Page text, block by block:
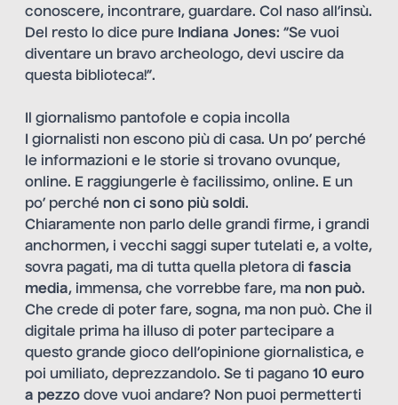
conoscere, incontrare, guardare. Col naso all’insù.
Del resto lo dice pure Indiana Jones: “Se vuoi
diventare un bravo archeologo, devi uscire da
questa biblioteca!”.
Il giornalismo pantofole e copia incolla
I giornalisti non escono più di casa. Un po’ perché
le informazioni e le storie si trovano ovunque,
online. E raggiungerle è facilissimo, online. E un
po’ perché non ci sono più soldi.
Chiaramente non parlo delle grandi firme, i grandi
anchormen, i vecchi saggi super tutelati e, a volte,
sovra pagati, ma di tutta quella pletora di fascia
media, immensa, che vorrebbe fare, ma non può.
Che crede di poter fare, sogna, ma non può. Che il
digitale prima ha illuso di poter partecipare a
questo grande gioco dell’opinione giornalistica, e
poi umiliato, deprezzandolo. Se ti pagano 10 euro
a pezzo dove vuoi andare? Non puoi permetterti